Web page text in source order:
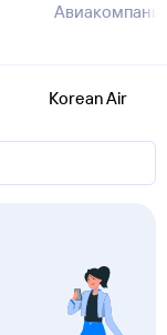
Korean Air